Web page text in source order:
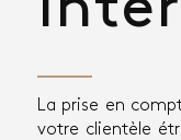
La prise en
votre clientèle